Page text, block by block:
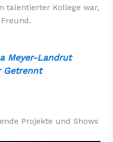
talentierter Kollege war,
Meyer-Landrut
Getrennt
Projekte und Shows